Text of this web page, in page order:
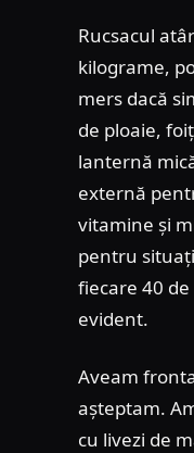
Rucsacul
kilograme,
mers dacă
de ploaie,
lanternă
externă
vitamine și
pentru
fiecare 40
evident.
Aveam
așteptam.
cu livezi de